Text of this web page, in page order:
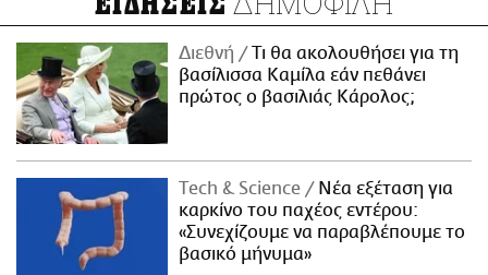
Διεθνή
Τι θα ακολουθήσει για τη
βασίλισσα Καμίλα εάν πεθάνει
πρώτος ο βασιλιάς Κάρολος;
Τech & Science
Νέα εξέταση για
καρκίνο του παχέος εντέρου:
«Συνεχίζουμε να παραβλέπουμε το
βασικό μήνυμα»